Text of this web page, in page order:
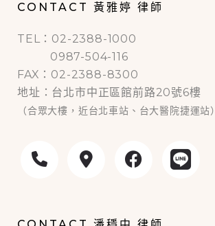
CONTACT 黃雅婷 律師
TEL：02-2388-1000
0987-504-116
FAX：02-2388-8300
地址：台北市中正區館前路20號6樓
（合眾大樓，近台北車站、台大醫院捷運站）